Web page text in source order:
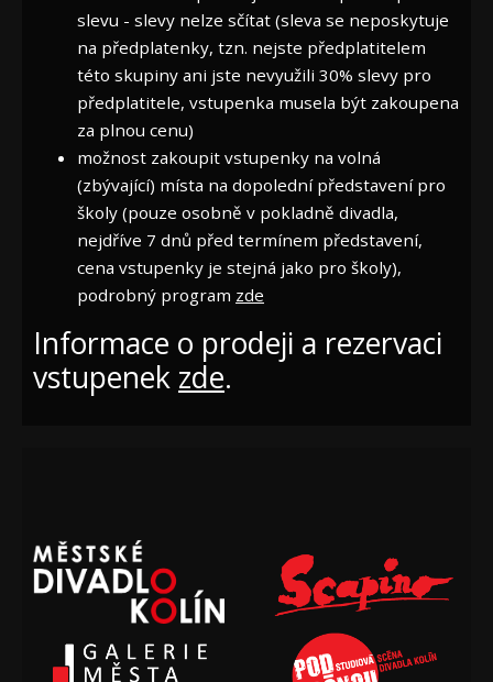
slevu - slevy nelze sčítat (sleva se neposkytuje
na předplatenky, tzn. nejste předplatitelem
této skupiny ani jste nevyužili 30% slevy pro
předplatitele, vstupenka musela být zakoupena
za plnou cenu)
možnost zakoupit vstupenky na volná
(zbývající) místa na dopolední představení pro
školy (pouze osobně v pokladně divadla,
nejdříve 7 dnů před termínem představení,
cena vstupenky je stejná jako pro školy),
podrobný program zde
Informace o prodeji a rezervaci
vstupenek zde.